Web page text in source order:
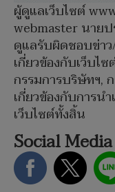
ผู้ดูแลเว็บไซต์
webmaster นาย
ดูแลรับผิดชอบข่า
เกี่ยวข้องกับเว็บไซ
กรรมการบริษัทฯ,
เกี่ยวข้องกับการน
เว็บไซต์ทั้งสิ้น
Social Media